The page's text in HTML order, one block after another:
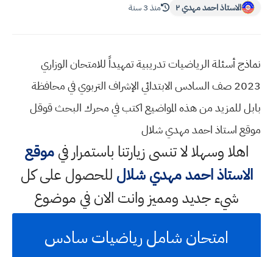
الاستاذ احمد مهدي ٢ منذ 3 سنة
نماذج أسئلة الرياضيات تدريبية تمهيداً للامتحان الوزاري
2023 صف السادس الابتدائي الإشراف التربوي في محافظة
بابل للمزيد من هذه المواضيع اكتب في محرك البحث قوقل
موقع استاذ احمد مهدي شلال
اهلا وسهلالا تنسى زيارتنا باستمرار فيموقع
الاستاذ احمد مهدي شلال للحصول على كل
شيء جديد ومميز وانت الان في موضوع
امتحان شامل رياضيات سادس